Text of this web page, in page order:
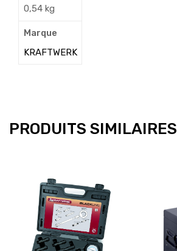
0,54 kg
Marque
KRAFTWERK
PRODUITS SIMILAIRES